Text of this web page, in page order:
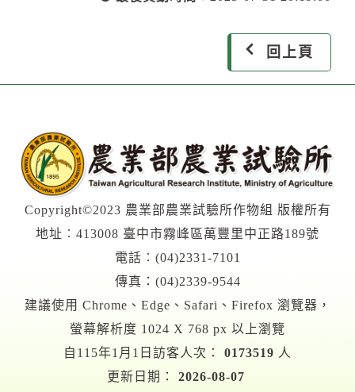
回上頁
Copyright©2023 農業部農業試驗所作物組 版權所有
地址︰413008 臺中市霧峰區萬豐里中正路189號
電話︰(04)2331-7101
傳真：(04)2339-9544
建議使用 Chrome、Edge、Safari、Firefox 瀏覽器，
螢幕解析度 1024 X 768 px 以上瀏覽
自115年1月1日訪客人次：
0173519 人
更新日期：
2026-08-07